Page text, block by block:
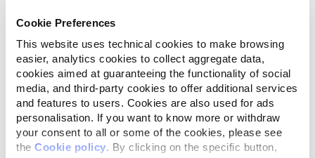
Cookie Preferences
This website uses technical cookies to make browsing
easier, analytics cookies to collect aggregate data,
cookies aimed at guaranteeing the functionality of social
media, and third-party cookies to offer additional services
and features to users. Cookies are also used for ads
personalisation. If you want to know more or withdraw
your consent to all or some of the cookies, please see
the Cookie policy. By clicking on the specific button,
sento di difenderle a spada tratta: quando viene a
mancare
corrispondenza tra i bisogni di un animale e
quel che l’ambiente fisico e sociale ha lapossibilità
di offrire, la buona volontà può non bastare per
mantenere l’equilibrio psico-fisico.